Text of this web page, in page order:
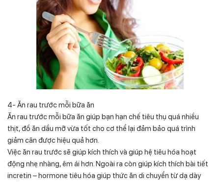
4- Ăn rau trước mỗi bữa ăn
Ăn rau trước mỗi bữa ăn giúp bạn hạn chế tiêu thụ quá nhiều
thịt, đồ ăn dầu mỡ vừa tốt cho cơ thể lại đảm bảo quá trình
giảm cân được hiệu quả hơn.
Việc ăn rau trước sẽ giúp kích thích và giúp hệ tiêu hóa hoạt
động nhẹ nhàng, êm ái hơn. Ngoài ra còn giúp kích thích bài tiết
incretin – hormone tiêu hóa giúp thức ăn di chuyển từ dạ dày